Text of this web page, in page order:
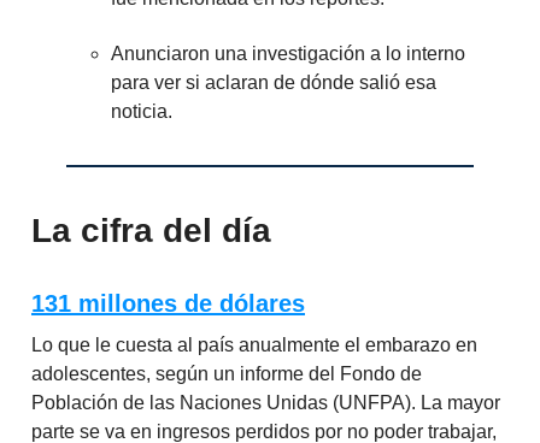
Anunciaron una investigación a lo interno
para ver si aclaran de dónde salió esa
noticia.
La cifra del día
131 millones de dólares
Lo que le cuesta al país anualmente el embarazo en
adolescentes, según un informe del Fondo de
Población de las Naciones Unidas (UNFPA). La mayor
parte se va en ingresos perdidos por no poder trabajar,